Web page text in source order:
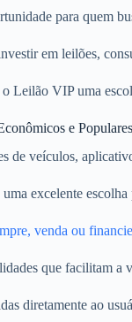
para quem
em leilões,
Leilão VIP uma
e Populares
de veículos,
excelente
venda ou
que facilitam a
diretamente ao